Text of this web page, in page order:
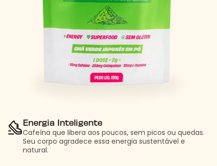
Energia Inteligente
Cafeína que libera aos poucos, sem picos ou quedas.
Seu corpo agradece essa energia sustentável e
natural.